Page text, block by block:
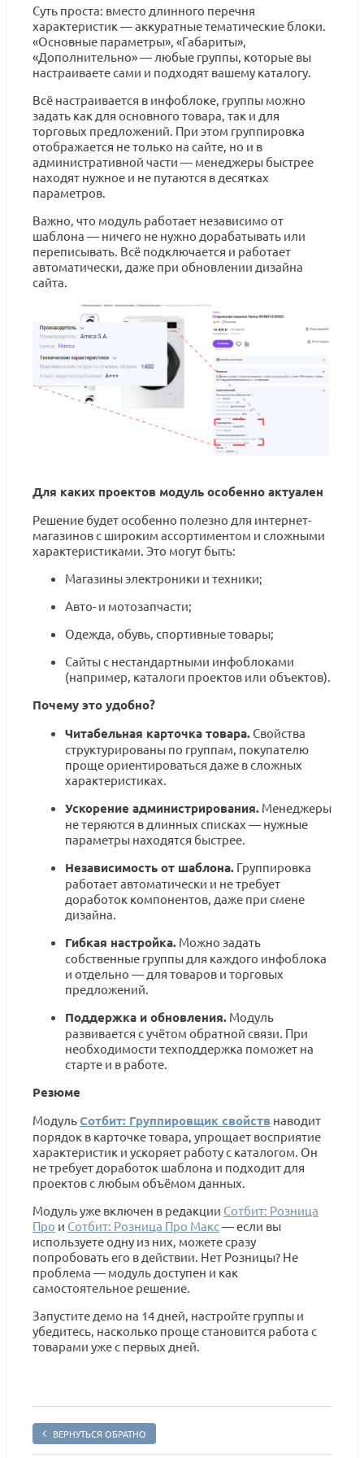
Суть проста: вместо длинного перечня
характеристик — аккуратные тематические блоки.
«Основные параметры», «Габариты»,
«Дополнительно» — любые группы, которые вы
настраиваете сами и подходят вашему каталогу.
Всё настраивается в инфоблоке, группы можно
задать как для основного товара, так и для
торговых предложений. При этом группировка
отображается не только на сайте, но и в
административной части — менеджеры быстрее
находят нужное и не путаются в десятках
параметров.
Важно, что модуль работает независимо от
шаблона — ничего не нужно дорабатывать или
переписывать. Всё подключается и работает
автоматически, даже при обновлении дизайна
сайта.
Для каких проектов модуль особенно актуален
Решение будет особенно полезно для интернет-
магазинов с широким ассортиментом и сложными
характеристиками. Это могут быть:
Магазины электроники и техники;
Авто- и мотозапчасти;
Одежда, обувь, спортивные товары;
Сайты с нестандартными инфоблоками
(например, каталоги проектов или объектов).
Почему это удобно?
Читабельная карточка товара. Свойства
структурированы по группам, покупателю
проще ориентироваться даже в сложных
характеристиках.
Ускорение администрирования. Менеджеры
не теряются в длинных списках — нужные
параметры находятся быстрее.
Независимость от шаблона. Группировка
работает автоматически и не требует
доработок компонентов, даже при смене
дизайна.
Гибкая настройка. Можно задать
собственные группы для каждого инфоблока
и отдельно — для товаров и торговых
предложений.
Поддержка и обновления. Модуль
развивается с учётом обратной связи. При
необходимости техподдержка поможет на
старте и в работе.
Резюме
МодульСотбит: Группировщик свойств наводит
порядок в карточке товара, упрощает восприятие
характеристик и ускоряет работу с каталогом. Он
не требует доработок шаблона и подходит для
проектов с любым объёмом данных.
Модуль уже включен в редакции Сотбит: Розница
Про и Сотбит: Розница Про Макс— если вы
используете одну из них, можете сразу
попробовать его в действии. Нет Розницы? Не
проблема — модуль доступен и как
самостоятельное решение.
Запустите демо на 14 дней, настройте группы и
убедитесь, насколько проще становится работа с
товарами уже с первых дней.
ВЕРНУТЬСЯ ОБРАТНО